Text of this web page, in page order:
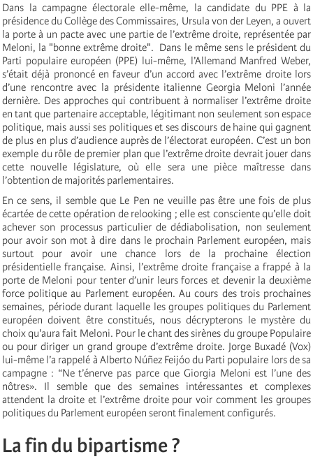
Dans la campagne électorale elle-même, la candidate du PPE à la
présidence du Collège des Commissaires, Ursula von der Leyen, a ouvert
la porte à un pacte avec une partie de l’extrême droite, représentée par
Meloni, la "bonne extrême droite". Dans le même sens le président du
Parti populaire européen (PPE) lui-même, l’Allemand Manfred Weber,
s’était déjà prononcé en faveur d’un accord avec l’extrême droite lors
d’une rencontre avec la présidente italienne Georgia Meloni l’année
dernière. Des approches qui contribuent à normaliser l’extrême droite
en tant que partenaire acceptable, légitimant non seulement son espace
politique, mais aussi ses politiques et ses discours de haine qui gagnent
de plus en plus d’audience auprès de l’électorat européen. C’est un bon
exemple du rôle de premier plan que l’extrême droite devrait jouer dans
cette nouvelle législature, où elle sera une pièce maîtresse dans
l’obtention de majorités parlementaires.
En ce sens, il semble que Le Pen ne veuille pas être une fois de plus
écartée de cette opération de relooking ; elle est consciente qu’elle doit
achever son processus particulier de dédiabolisation, non seulement
pour avoir son mot à dire dans le prochain Parlement européen, mais
surtout pour avoir une chance lors de la prochaine élection
présidentielle française. Ainsi, l’extrême droite française a frappé à la
porte de Meloni pour tenter d’unir leurs forces et devenir la deuxième
force politique au Parlement européen. Au cours des trois prochaines
semaines, période durant laquelle les groupes politiques du Parlement
européen doivent être constitués, nous décrypterons le mystère du
choix qu'aura fait Meloni. Pour le chant des sirènes du groupe Populaire
ou pour diriger un grand groupe d’extrême droite. Jorge Buxadé (Vox)
lui-même l’a rappelé à Alberto Núñez Feijóo du Parti populaire lors de sa
campagne : “Ne t’énerve pas parce que Giorgia Meloni est l’une des
nôtres». Il semble que des semaines intéressantes et complexes
attendent la droite et l’extrême droite pour voir comment les groupes
politiques du Parlement européen seront finalement configurés.
La fin du bipartisme ?